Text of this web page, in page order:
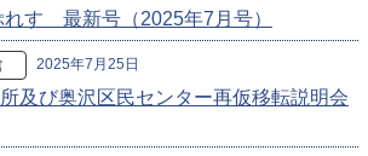
れす 最新号（2025年7月号）
2025年7月25日
及び奥沢区民センター再仮移転説明会